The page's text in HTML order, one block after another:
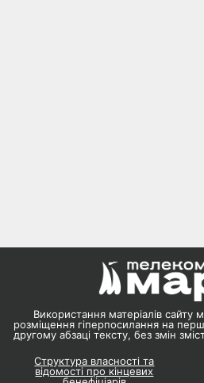
Використання матеріалів
розміщення гіперпосилання на
другому абзаці тексту, без змін
Структура власності та
відомості про кінцевих